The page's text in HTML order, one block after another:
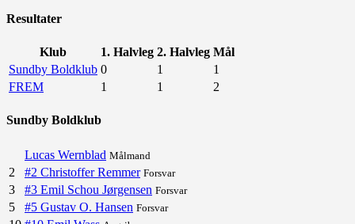
Resultater
Klub 1. Halvleg 2. Halvleg Mål
Sundby Boldklub 0 1
1
FREM
1 1 2
Sundby Boldklub
Lucas Wernblad Målmand
2 #2 Christoffer Remmer Forsvar
3 #3 Emil Schou Jørgensen Forsvar
5 #5 Gustav O. Hansen Forsvar